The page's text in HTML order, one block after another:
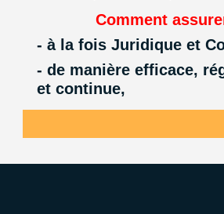
Comment
- à la fois Juridique et
- de manière efficace,
et continue,